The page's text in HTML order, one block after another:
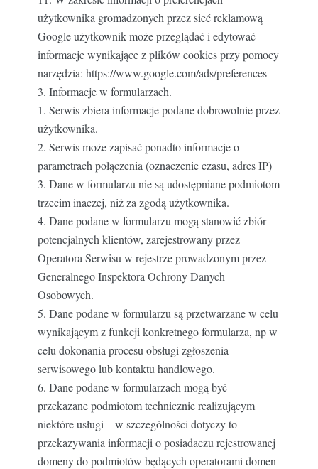
użytkownika gromadzonych przez sieć reklamową
Google użytkownik może przeglądać i edytować
informacje wynikające z plików cookies przy pomocy
narzędzia: https://www.google.com/ads/preferences
3. Informacje w formularzach.
1. Serwis zbiera informacje podane dobrowolnie przez
użytkownika.
2. Serwis może zapisać ponadto informacje o
parametrach połączenia (oznaczenie czasu, adres IP)
3. Dane w formularzu nie są udostępniane podmiotom
trzecim inaczej, niż za zgodą użytkownika.
4. Dane podane w formularzu mogą stanowić zbiór
potencjalnych klientów, zarejestrowany przez
Operatora Serwisu w rejestrze prowadzonym przez
Generalnego Inspektora Ochrony Danych
Osobowych.
5. Dane podane w formularzu są przetwarzane w celu
wynikającym z funkcji konkretnego formularza, np w
celu dokonania procesu obsługi zgłoszenia
serwisowego lub kontaktu handlowego.
6. Dane podane w formularzach mogą być
przekazane podmiotom technicznie realizującym
niektóre usługi – w szczególności dotyczy to
przekazywania informacji o posiadaczu rejestrowanej
domeny do podmiotów będących operatorami domen